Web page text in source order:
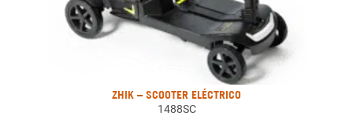
ZHIK – SCOOTER ELÉCTRICO
1488SC